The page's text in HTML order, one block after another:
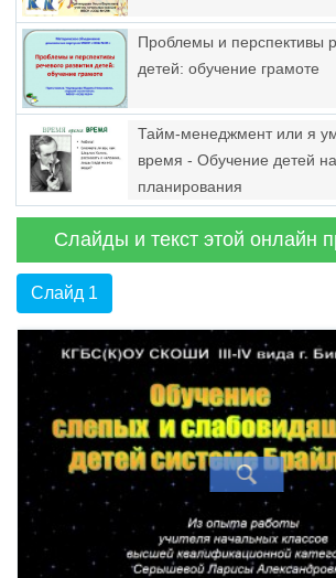
Проблемы и перспективы
детей: обучение грамоте
Тайм-менеджмент или я
время - Обучение детей
планирования
Слайды и текст этой онлайн
Слайд 1